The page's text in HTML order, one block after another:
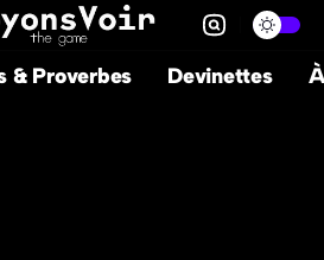
& Proverbes Devinettes